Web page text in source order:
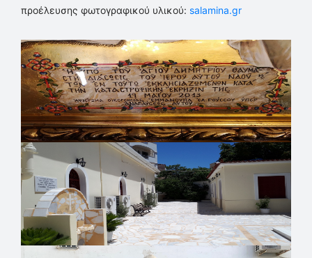
προέλευσης φωτογραφικού υλικού: salamina.gr